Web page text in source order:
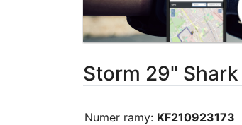
Storm 29"
Numer ramy: KF210923173